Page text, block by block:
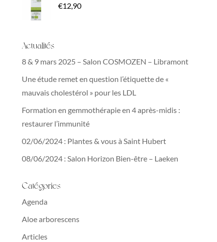
€12,90
Actualités
8 & 9 mars 2025 – Salon COSMOZEN – Libramont
Une étude remet en question l’étiquette de «
mauvais cholestérol » pour les LDL
Formation en gemmothérapie en 4 après-midis :
restaurer l’immunité
02/06/2024 : Plantes & vous à Saint Hubert
08/06/2024 : Salon Horizon Bien-être – Laeken
Catégories
Agenda
Aloe arborescens
Articles